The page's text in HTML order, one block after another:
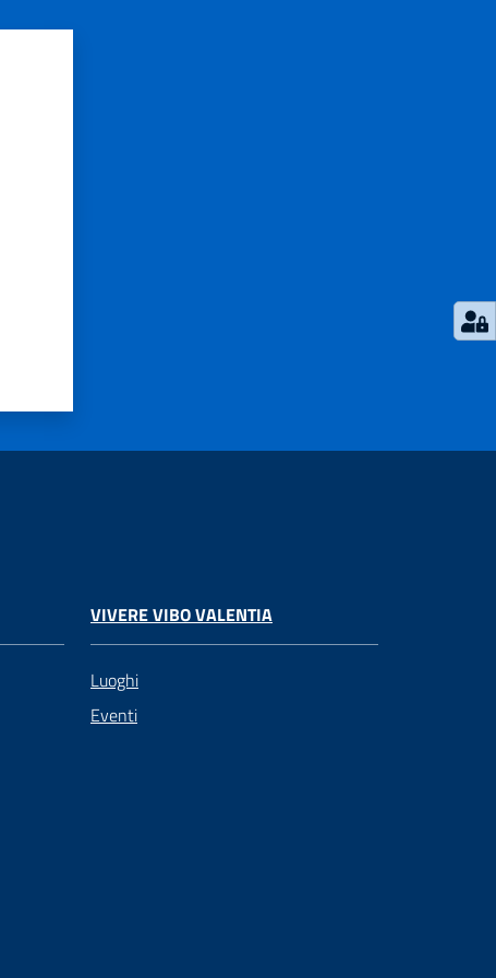
VIVERE VIBO VALENTIA
Luoghi
Eventi